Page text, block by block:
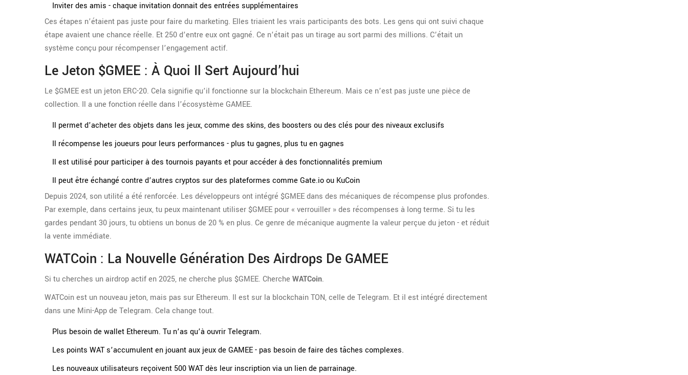
Inviter des amis - chaque invitation donnait des entrées supplémentaires
Ces étapes n’étaient pas juste pour faire du marketing. Elles triaient les vrais participants des bots. Les gens qui ont suivi chaque
étape avaient une chance réelle. Et 250 d’entre eux ont gagné. Ce n’était pas un tirage au sort parmi des millions. C’était un
système conçu pour récompenser l’engagement actif.
Le Jeton $GMEE : À Quoi Il Sert Aujourd’hui
Le $GMEE est un jeton ERC-20. Cela signifie qu’il fonctionne sur la blockchain Ethereum. Mais ce n’est pas juste une pièce de
collection. Il a une fonction réelle dans l’écosystème GAMEE.
Il permet d’acheter des objets dans les jeux, comme des skins, des boosters ou des clés pour des niveaux exclusifs
Il récompense les joueurs pour leurs performances - plus tu gagnes, plus tu en gagnes
Il est utilisé pour participer à des tournois payants et pour accéder à des fonctionnalités premium
Il peut être échangé contre d’autres cryptos sur des plateformes comme Gate.io ou KuCoin
Depuis 2024, son utilité a été renforcée. Les développeurs ont intégré $GMEE dans des mécaniques de récompense plus profondes.
Par exemple, dans certains jeux, tu peux maintenant utiliser $GMEE pour « verrouiller » des récompenses à long terme. Si tu les
gardes pendant 30 jours, tu obtiens un bonus de 20 % en plus. Ce genre de mécanique augmente la valeur perçue du jeton - et réduit
la vente immédiate.
WATCoin : La Nouvelle Génération Des Airdrops De GAMEE
Si tu cherches un airdrop actif en 2025, ne cherche plus $GMEE. Cherche WATCoin.
WATCoin est un nouveau jeton, mais pas sur Ethereum. Il est sur la blockchain TON, celle de Telegram. Et il est intégré directement
dans une Mini-App de Telegram. Cela change tout.
Plus besoin de wallet Ethereum. Tu n’as qu’à ouvrir Telegram.
Les points WAT s’accumulent en jouant aux jeux de GAMEE - pas besoin de faire des tâches complexes.
Les nouveaux utilisateurs reçoivent 500 WAT dès leur inscription via un lien de parrainage.